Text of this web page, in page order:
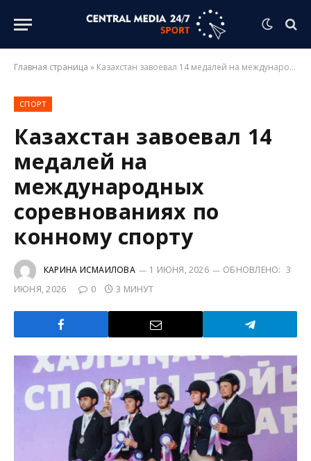
Главная страница » Казахстан завоевал 14 медалей на международных соревнованиях по конному спорту
СПОРТ
Казахстан завоевал 14
медалей на
международных
соревнованиях по
конному спорту
КАРИНА ИСМАИЛОВА 1 ИЮНЯ, 2026 ОБНОВЛЕНО: 3
ИЮНЯ, 2026
0 3 МИНУТ